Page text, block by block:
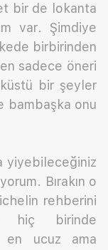
bir de lokanta
var. Şimdiye
birbirinden
sadece öneri
bir şeyler
bambaşka onu
yiyebileceğiniz
Bırakın o
rehberini
hiç birinde
en ucuz ama